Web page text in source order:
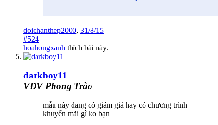
doichanthep2000, 31/8/15
#524
hoahongxanh thích bài này.
darkboy11
VĐV Phong Trào
mẫu này đang có giảm giá hay có chương trình
khuyến mãi gì ko bạn